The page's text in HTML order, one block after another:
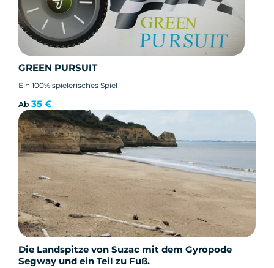
GREEN PURSUIT
Ein 100% spielerisches Spiel
Ab 35 €
Die Landspitze von Suzac mit dem Gyropode
Segway und ein Teil zu Fuß.